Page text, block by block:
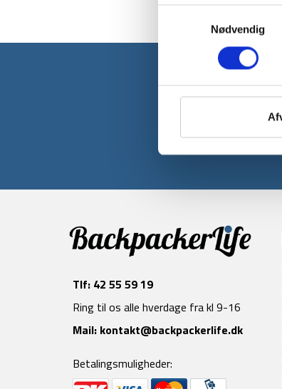
Nødvendig
Tlf: 42 55 59 19
Ring til os alle hverdage fra kl 9-16
Mail: kontakt@backpackerlife.dk
Betalingsmuligheder: